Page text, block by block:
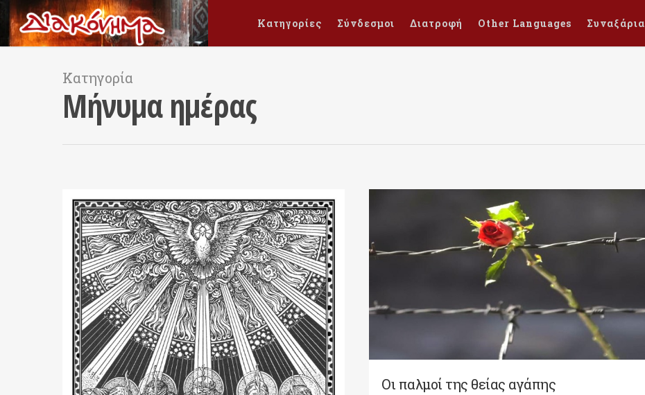
Κατηγορίες Σύνδεσμοι Διατροφή Other Languages Συναξάρια
Κατηγορία
Μήνυμα ημέρας
Οι παλμοί της θείας αγάπης